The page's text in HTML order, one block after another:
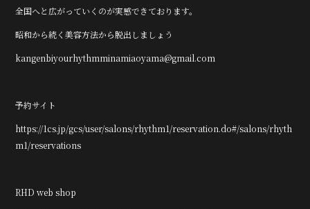
全国へと広がっていくのが実感できております。
昭和から続く美容方法から脱出しましょう
kangenbiyourhythmminamiaoyama@gmail.com
予約サイト
https://1cs.jp/gcs/user/salons/rhythm1/reservation.do#/salons/rhyth
m1/reservations
RHD web shop